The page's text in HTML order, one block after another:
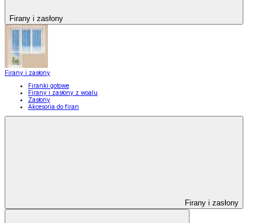
Firany i zasłony
Firany i zasłony
Firanki gotowe
Firany i zasłony z woalu
Zasłony
Akcesoria do firan
Firany i zasłony